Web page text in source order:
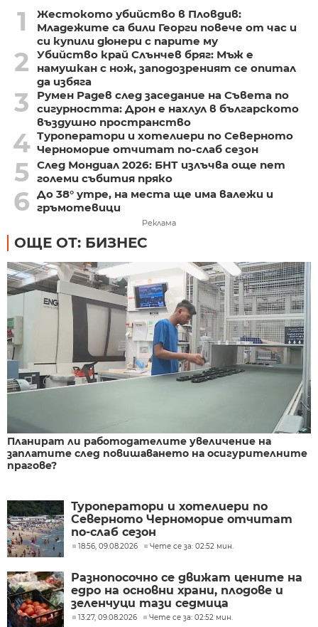
1
Жестокото убийство в Пловдив:
Младежите са били Георги повече от час и
си купили дюнери с парите му
2
Убийство край Слънчев бряг: Мъж е
намушкан с нож, заподозреният се опитал
да избяга
3
Румен Радев след заседание на Съвета по
сигурността: Дрон е нахлул в българското
въздушно пространство
4 Туроператори и хотелиери по Северното
Черноморие отчитат по-слаб сезон
5 След Мондиал 2026: БНТ излъчва още пет
големи събития пряко
6 До 38° утре, на места ще има валежи и
гръмотевици
Реклама
ОЩЕ ОТ: БИЗНЕС
Планират ли работодателите увеличение на
заплатите след повишаването на осигурителните
прагове?
Туроператори и хотелиери по
Северното Черноморие отчитат
по-слаб сезон
18:56, 09.08.2026 Чете се за: 02:52 мин.
Разнопосочно се движат цените на
едро на основни храни, плодове и
зеленчуци тази седмица
13:27, 09.08.2026 Чете се за: 02:52 мин.